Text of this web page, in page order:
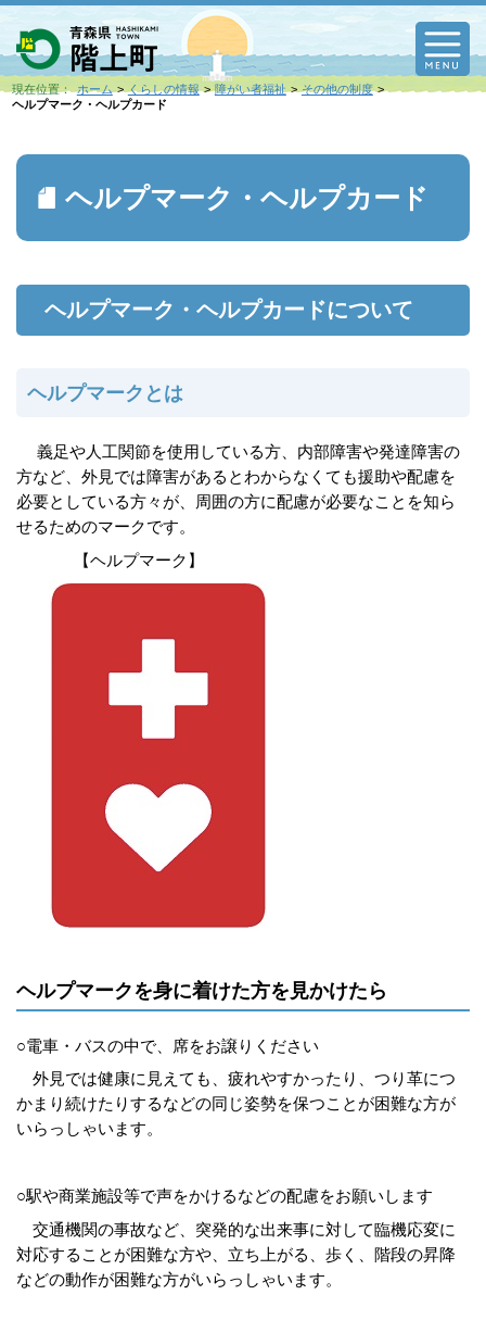
現在位置： ホーム くらしの情報 障がい者福祉
その他の制度
ヘルプマーク・ヘルプカード
ヘルプマーク・ヘルプカード
ヘルプマーク・ヘルプカードについて
ヘルプマークとは
義足や人工関節を使用している方、内部障害や発達障害の
方など、外見では障害があるとわからなくても援助や配慮を
必要としている方々が、周囲の方に配慮が必要なことを知ら
せるためのマークです。
【ヘルプマーク】
ヘルプマークを身に着けた方を見かけたら
○電車・バスの中で、席をお譲りください
外見では健康に見えても、疲れやすかったり、つり革につ
かまり続けたりするなどの同じ姿勢を保つことが困難な方が
いらっしゃいます。
○駅や商業施設等で声をかけるなどの配慮をお願いします
交通機関の事故など、突発的な出来事に対して臨機応変に
対応することが困難な方や、立ち上がる、歩く、階段の昇降
などの動作が困難な方がいらっしゃいます。